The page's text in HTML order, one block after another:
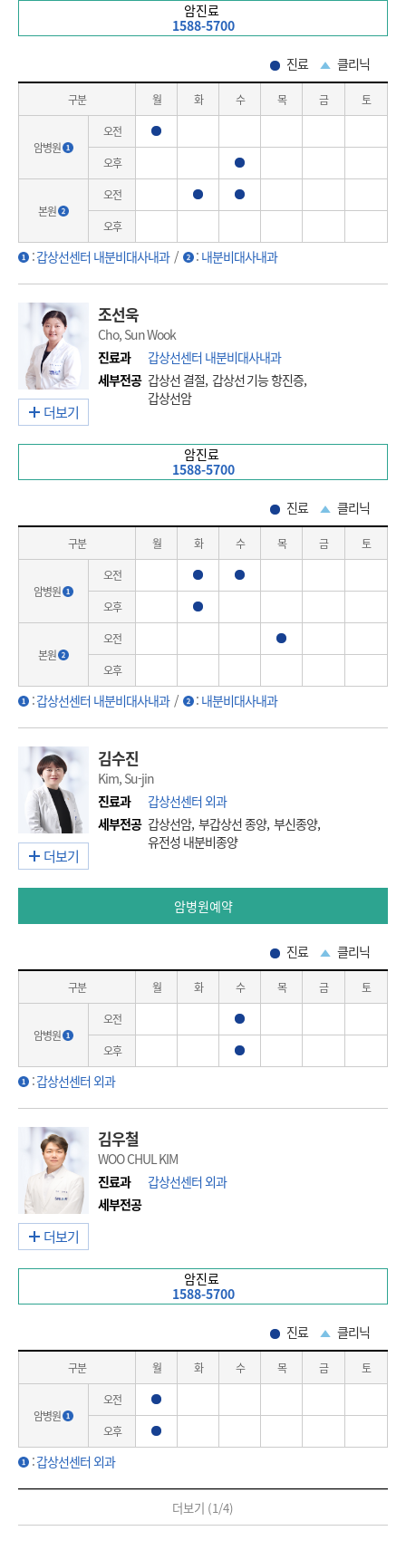
암진료
1588-5700
진료 클리닉
구분 월 화 수 목 금 토
암병원
오전
오후
본원
오전
오후
:갑상선센터 내분비대사내과 / : 내분비대사내과
더보기
조선욱
Cho, Sun Wook
진료과
갑상선센터 내분비대사내과
세부전공 갑상선 결절, 갑상선 기능 항진증,
갑상선암
암진료
1588-5700
진료 클리닉
구분 월 화 수 목 금 토
암병원
오전
오후
본원
오전
오후
:갑상선센터 내분비대사내과 / : 내분비대사내과
더보기
김수진
Kim, Su-jin
진료과
갑상선센터 외과
세부전공 갑상선암, 부갑상선 종양, 부신종양,
유전성 내분비종양
암병원예약
진료 클리닉
구분 월 화 수 목 금 토
암병원
오전
오후
:갑상선센터 외과
더보기
김우철
WOO CHUL KIM
진료과
갑상선센터 외과
세부전공
암진료
1588-5700
진료 클리닉
구분 월 화 수 목 금 토
암병원
오전
오후
:갑상선센터 외과
더보기 (1/4)